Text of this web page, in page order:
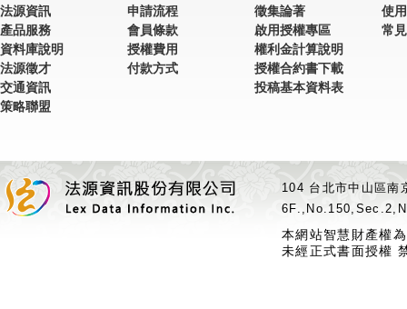
法源資訊
產品服務
資料庫說明
法源徵才
交通資訊
策略聯盟
申請流程
會員條款
授權費用
付款方式
徵集論著
啟用授權專區
權利金計算說明
授權合約書下載
投稿基本資料表
使
常
104 台北市中山區
本網站智慧財產權
未經正式書面授權